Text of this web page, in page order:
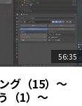
56:35
グ（15）～
（1）～